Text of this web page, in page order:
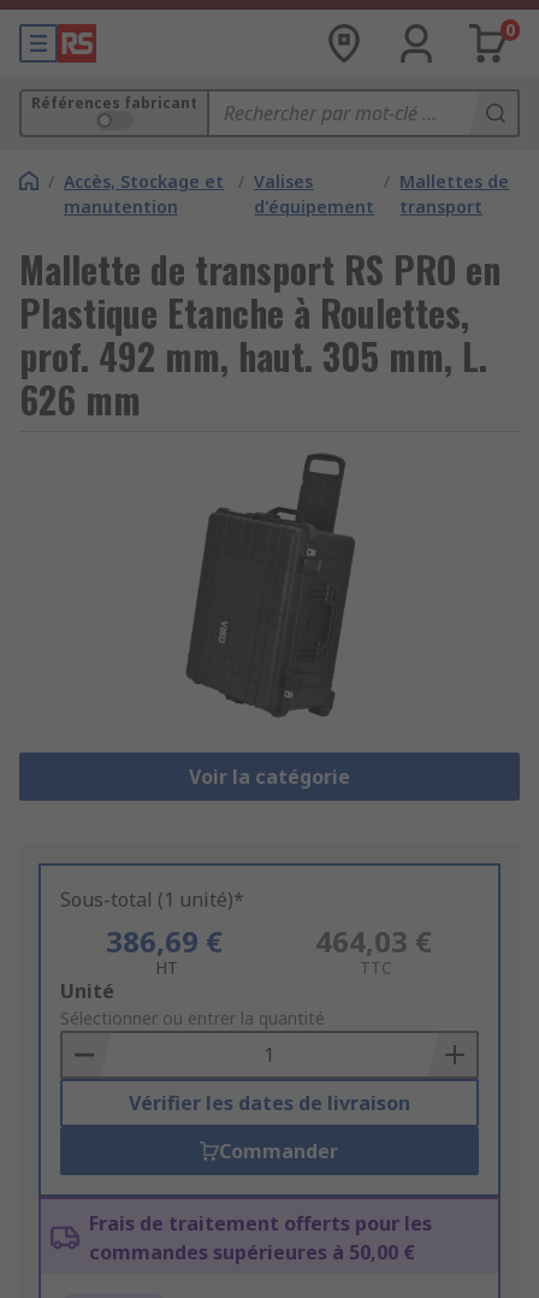
0
Références fabricant
/ Accès, Stockage et
manutention
/ Valises
d'équipement
/ Mallettes de
transport
Mallette de transport RS PRO en
Plastique Etanche à Roulettes,
prof. 492 mm, haut. 305 mm, L.
626 mm
Voir la catégorie
Sous-total (1 unité)*
386,69 €
HT
464,03 €
TTC
Add
to
Basket
Unité
Sélectionner ou entrer la quantité
Vérifier les dates de livraison
Commander
Frais de traitement offerts pour les
commandes supérieures à 50,00 €